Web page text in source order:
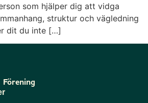
som hjälper dig att vidga
struktur och vägledning
dit du inte […]
Förening